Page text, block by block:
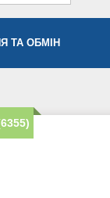
ТА ОБМІН